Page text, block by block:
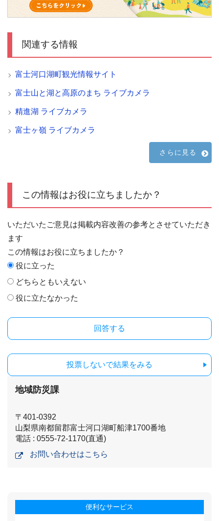
関連する情報
富士河口湖町観光情報サイト
富士山と湖と高原のまち ライブカメラ
精進湖 ライブカメラ
富士ヶ嶺 ライブカメラ
さらに見る
この情報はお役に立ちましたか？
いただいたご意見は掲載内容改善の参考とさせていただき
ます
この情報はお役に立ちましたか？
役に立った
どちらともいえない
役に立たなかった
投票しないで結果をみる
地域防災課
〒401-0392
山梨県南都留郡富士河口湖町船津1700番地
電話 : 0555-72-1170(直通)
お問い合わせはこちら
便利なサービス